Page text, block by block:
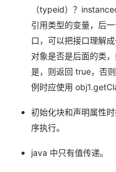
（typeid）？
引用类型的变量，后
口，可以把接口理解
对象是否是后面的类
是，则返回 true，否
例时应使用
初始化块和声明属性
序执行。
java 中只有值传递。